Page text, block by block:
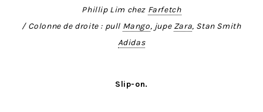
Phillip Lim chez Farfetch
/ Colonne de droite : pull Mango, jupe Zara, Stan Smith
Adidas
Slip-on.